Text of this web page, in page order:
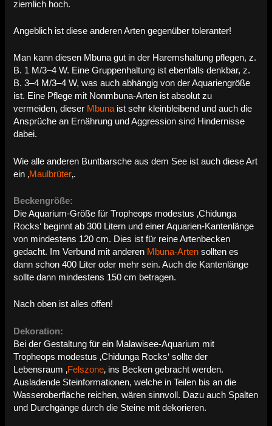
ziemlich hoch.
Angeblich ist diese anderen Arten gegenüber toleranter!
Man kann diesen Mbuna gut in der Haremshaltung pflegen, z.
B. 1 M/3–4 W. Eine Gruppenhaltung ist ebenfalls denkbar, z.
B. 3–4 M/3–4 W, was auch abhängig von der Aquariengröße
ist. Eine Pflege mit Nonmbuna-Arten ist absolut zu
vermeiden, dieser Mbunaist sehr kleinbleibend und auch die
Ansprüche an Ernährung und Aggression sind Hindernisse
dabei.
Wie alle anderen Buntbarsche aus dem See ist auch diese Art
ein ‚Maulbrüter‚.
Beckengröße:
Die Aquarium-Größe für Tropheops modestus ‚Chidunga
Rocks‘ beginnt ab 300 Litern und einer Aquarien-Kantenlänge
von mindestens 120 cm. Dies ist für reine Artenbecken
gedacht. Im Verbund mit anderen Mbuna-Arten sollten es
dann schon 400 Liter oder mehr sein. Auch die Kantenlänge
sollte dann mindestens 150 cm betragen.
Nach oben ist alles offen!
Dekoration:
Bei der Gestaltung für ein Malawisee-Aquarium mit
Tropheops modestus ‚Chidunga Rocks‘ sollte der
Lebensraum ‚Felszone‚ ins Becken gebracht werden.
Ausladende Steinformationen, welche in Teilen bis an die
Wasseroberfläche reichen, wären sinnvoll. Dazu auch Spalten
und Durchgänge durch die Steine mit dekorieren.